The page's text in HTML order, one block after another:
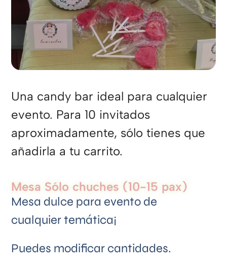
Una candy bar ideal para cualquier
evento. Para 10 invitados
aproximadamente, sólo tienes que
añadirla a tu carrito.
Mesa Sólo chuches (10-15 pax)
Mesa dulce para evento de
cualquier temática¡
Puedes modificar cantidades.